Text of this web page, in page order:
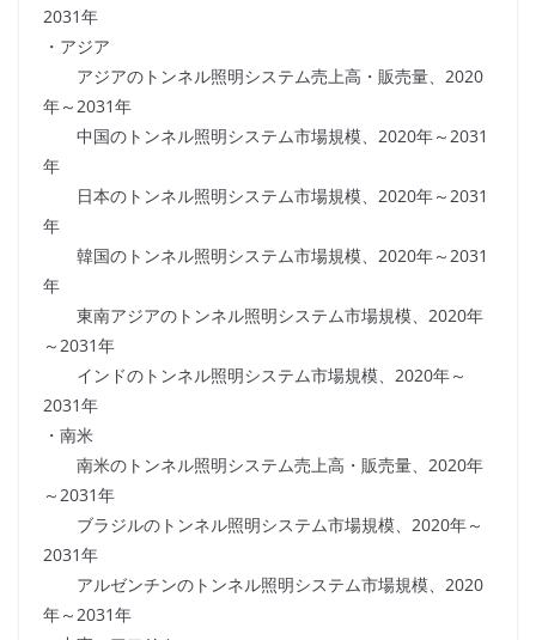
2031年
・アジア
アジアのトンネル照明システム売上高・販売量、2020
年～2031年
中国のトンネル照明システム市場規模、2020年～2031
年
日本のトンネル照明システム市場規模、2020年～2031
年
韓国のトンネル照明システム市場規模、2020年～2031
年
東南アジアのトンネル照明システム市場規模、2020年
～2031年
インドのトンネル照明システム市場規模、2020年～
2031年
・南米
南米のトンネル照明システム売上高・販売量、2020年
～2031年
ブラジルのトンネル照明システム市場規模、2020年～
2031年
アルゼンチンのトンネル照明システム市場規模、2020
年～2031年